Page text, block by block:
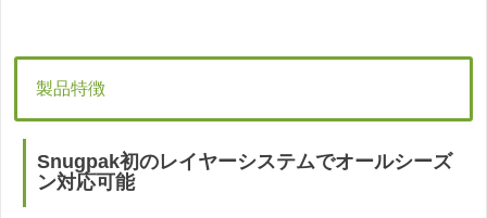
製品特徴
Snugpak初のレイヤーシステムでオールシーズ
ン対応可能